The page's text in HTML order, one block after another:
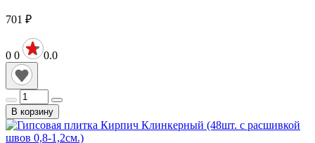
701 ₽
0 0 0.0
В корзину